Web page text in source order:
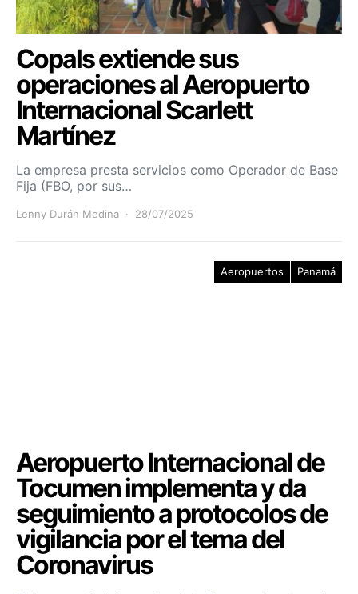
Copals extiende sus
operaciones al Aeropuerto
Internacional Scarlett
Martínez
La empresa presta servicios como Operador de Base
Fija (FBO, por sus…
Lenny Durán Medina 28/07/2025
Aeropuertos Panamá
Aeropuerto Internacional de
Tocumen implementa y da
seguimiento a protocolos de
vigilancia por el tema del
Coronavirus